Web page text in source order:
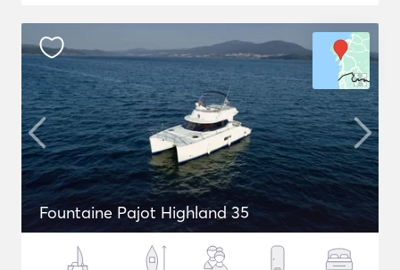
Fountaine Pajot Highland 35